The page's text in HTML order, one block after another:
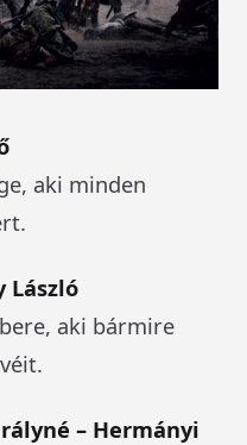
aki minden
László
aki bármire
– Hermányi